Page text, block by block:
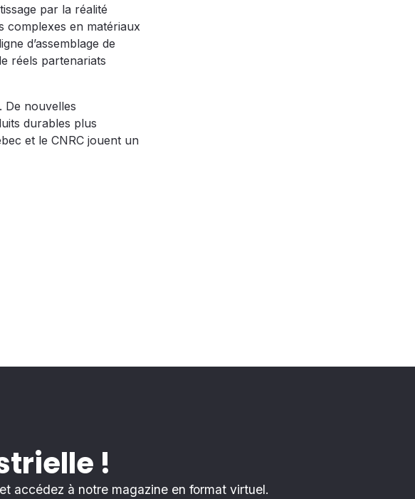
par la réalité
complexes en matériaux
d’assemblage de
réels partenariats
De nouvelles
durables plus
et le CNRC jouent un
!
accédez à notre magazine en format virtuel.